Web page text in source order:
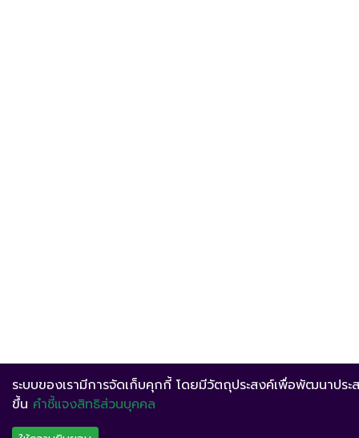
ระบบของเรามีการจัดเก็บคุกกี้ โดยมีวัตถุประสงค์เพื่อพัฒนาปร
ขึ้น คำชี้แจงสิทธิส่วนบุคคล